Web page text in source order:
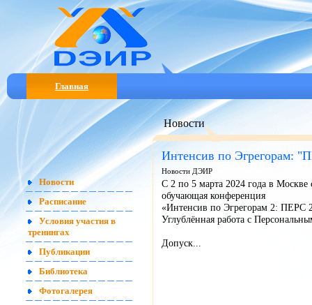
Главная
Новости
Расписание
Условия участия в
тренингах
Публикации
Библиотека
Фотогалерея
Новости
Интенсив по Эгрегорам:
Новости ДЭИР
С 2 по 5 марта 2024 года в Москве
обучающая конференция
«Интенсив по Эгрегорам 2: ПЕРС
Углублённая работа с
Допуск...